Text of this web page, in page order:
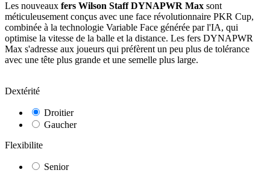
Les nouveaux fers Wilson Staff DYNAPWR Max sont
méticuleusement conçus avec une face révolutionnaire PKR Cup,
combinée à la technologie Variable Face générée par l'IA, qui
optimise la vitesse de la balle et la distance. Les fers DYNAPWR
Max s'adresse aux joueurs qui préfèrent un peu plus de tolérance
avec une tête plus grande et une semelle plus large.
Dextérité
Droitier
Gaucher
Flexibilite
Senior